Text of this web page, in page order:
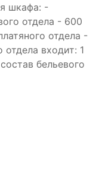
шкафа: -
отдела - 600
отдела -
входит: 1
бельевого